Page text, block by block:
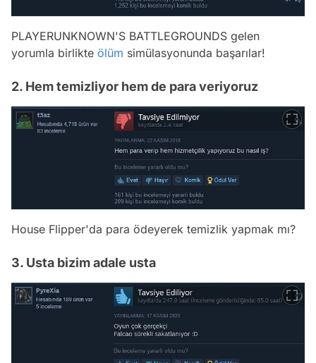
PLAYERUNKNOWN'S BATTLEGROUNDS gelen
yorumla birlikte ölüm simülasyonunda başarılar!
2. Hem temizliyor hem de para veriyoruz
House Flipper'da para ödeyerek temizlik yapmak mı?
3. Usta bizim adale usta